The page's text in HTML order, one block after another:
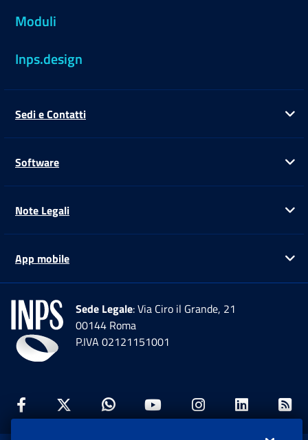
Moduli
Inps.design
Sedi e Contatti
Software
Note Legali
App mobile
Sede Legale: Via Ciro il Grande, 21
00144 Roma
P.IVA 02121151001
Facebook: Apre una nuova finestra
Twitter: Apre una nuova finestra
Whatsapp: Apre una nuova
Youtube: Apre una
Instagram: